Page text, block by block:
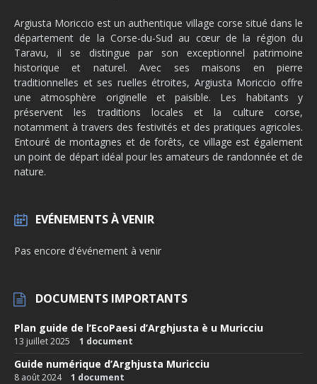
Argiusta Moriccio est un authentique village corse situé dans le
département de la Corse-du-Sud au cœur de la région du
Taravu, il se distingue par son exceptionnel patrimoine
historique et naturel. Avec ses maisons en pierre
traditionnelles et ses ruelles étroites, Argiusta Moriccio offre
une atmosphère originelle et paisible. Les habitants y
préservent les traditions locales et la culture corse,
notamment à travers des festivités et des pratiques agricoles.
Entouré de montagnes et de forêts, ce village est également
un point de départ idéal pour les amateurs de randonnée et de
nature.
EVÉNEMENTS À VENIR
Pas encore d'événement à venir
DOCUMENTS IMPORTANTS
Plan guide de l’EcoPaesi d’Arghjusta è u Muricciu
13 juillet 2025 1 document
Guide numérique d’Arghjusta Muricciu
8 août 2024 1 document